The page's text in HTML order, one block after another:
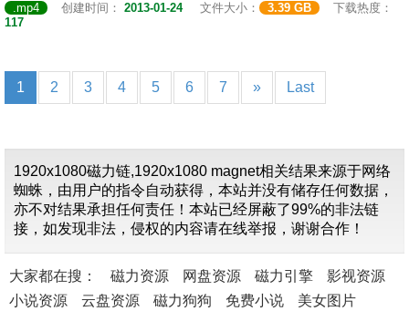
.mp4
创建时间： 2013-01-24 文件大小： 3.39 GB
下载热度：
117
1 2 3 4 5 6 7 » Last
1920x1080磁力链,1920x1080 magnet相关结果来源于网络
蜘蛛，由用户的指令自动获得，本站并没有储存任何数据，
亦不对结果承担任何责任！本站已经屏蔽了99%的非法链
接，如发现非法，侵权的内容请在线举报，谢谢合作！
大家都在搜： 磁力资源 网盘资源 磁力引擎
影视资源
小说资源
云盘资源 磁力狗狗 免费小说 美女图片